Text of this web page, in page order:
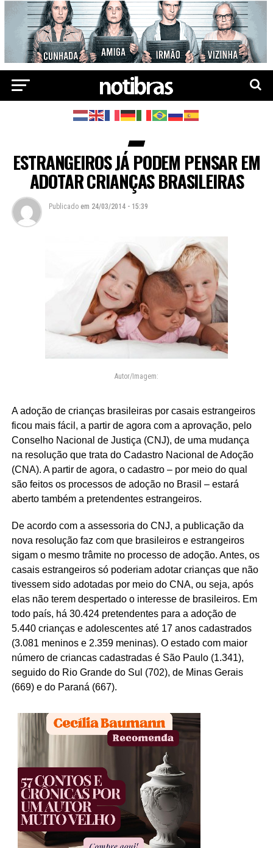
ESTRANGEIROS JÁ PODEM PENSAR EM
ADOTAR CRIANÇAS BRASILEIRAS
Publicado em 24/03/2014 - 15:39
Autor/Imagem:
A adoção de crianças brasileiras por casais estrangeiros
ficou mais fácil, a partir de agora com a aprovação, pelo
Conselho Nacional de Justiça (CNJ), de uma mudança
na resolução que trata do Cadastro Nacional de Adoção
(CNA). A partir de agora, o cadastro – por meio do qual
são feitos os processos de adoção no Brasil – estará
aberto também a pretendentes estrangeiros.
De acordo com a assessoria do CNJ, a publicação da
nova resolução faz com que brasileiros e estrangeiros
sigam o mesmo trâmite no processo de adoção. Antes, os
casais estrangeiros só poderiam adotar crianças que não
tivessem sido adotadas por meio do CNA, ou seja, após
elas não terem despertado o interesse de brasileiros. Em
todo país, há 30.424 pretendentes para a adoção de
5.440 crianças e adolescentes até 17 anos cadastrados
(3.081 meninos e 2.359 meninas). O estado com maior
número de criancas cadastradas é São Paulo (1.341),
seguido do Rio Grande do Sul (702), de Minas Gerais
(669) e do Paraná (667).